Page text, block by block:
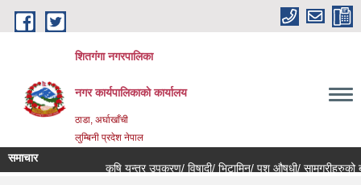
Skip to main content
शितगंगा नगरपालिका
नगर कार्यपालिकाकाे कार्यालय
ठाडा, अर्घाखाँची
लुम्बिनी प्रदेश नेपाल
समाचार
कृषि यन्त्र उपकरण/ विषादी/ भिटामिन/ पशु औषधी/ सामग्रीहरुको